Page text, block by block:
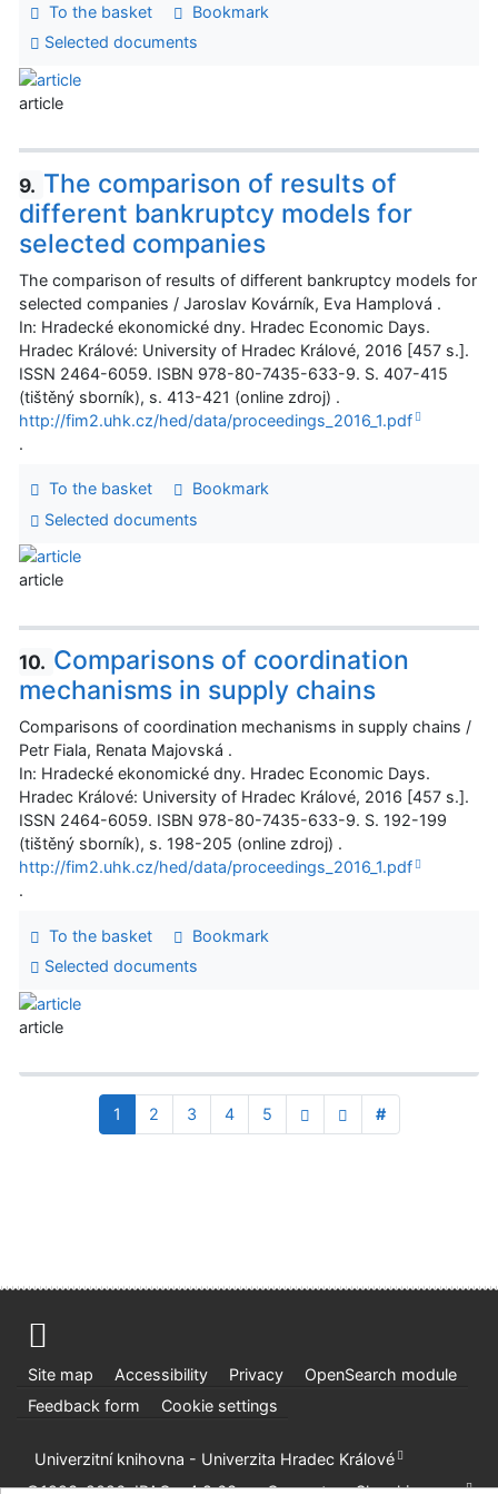
To the basket
Bookmark
Selected documents
article
9. The comparison of results of
different bankruptcy models for
selected companies
The comparison of results of different bankruptcy models for
selected companies / Jaroslav Kovárník, Eva Hamplová .
In: Hradecké ekonomické dny. Hradec Economic Days.
Hradec Králové: University of Hradec Králové, 2016 [457 s.].
ISSN 2464-6059. ISBN 978-80-7435-633-9. S. 407-415
(tištěný sborník), s. 413-421 (online zdroj) .
http://fim2.uhk.cz/hed/data/proceedings_2016_1.pdf
.
To the basket
Bookmark
Selected documents
article
10. Comparisons of coordination
mechanisms in supply chains
Comparisons of coordination mechanisms in supply chains /
Petr Fiala, Renata Majovská .
In: Hradecké ekonomické dny. Hradec Economic Days.
Hradec Králové: University of Hradec Králové, 2016 [457 s.].
ISSN 2464-6059. ISBN 978-80-7435-633-9. S. 192-199
(tištěný sborník), s. 198-205 (online zdroj) .
http://fim2.uhk.cz/hed/data/proceedings_2016_1.pdf
.
To the basket
Bookmark
Selected documents
article
1 2 3 4 5 #
Site map Accessibility Privacy
OpenSearch module
Feedback form
Cookie settings
Univerzitní knihovna - Univerzita Hradec Králové